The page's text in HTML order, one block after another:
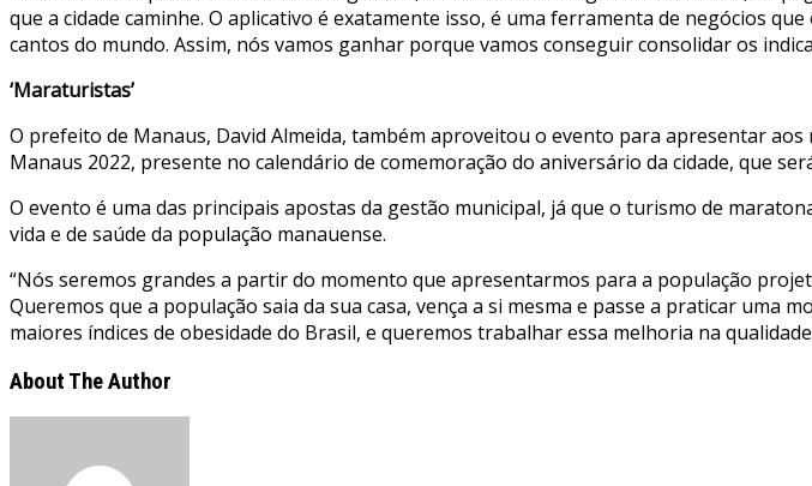
que a cidade caminhe. O aplicativo é exatamente isso, é uma ferramenta de negócios
cantos do mundo. Assim, nós vamos ganhar porque vamos conseguir consolidar os
‘Maraturistas’
O prefeito de Manaus, David Almeida, também aproveitou o evento para apresentar
Manaus 2022, presente no calendário de comemoração do aniversário da cidade, que
O evento é uma das principais apostas da gestão municipal, já que o turismo de
vida e de saúde da população manauense.
“Nós seremos grandes a partir do momento que apresentarmos para a população
Queremos que a população saia da sua casa, vença a si mesma e passe a praticar uma
maiores índices de obesidade do Brasil, e queremos trabalhar essa melhoria na
About The Author